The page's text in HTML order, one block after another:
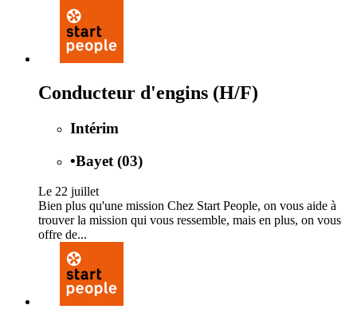
Conducteur d'engins (H/F)
Intérim
•Bayet (03)
Le 22 juillet
Bien plus qu'une mission Chez Start People, on vous aide à
trouver la mission qui vous ressemble, mais en plus, on vous
offre de...